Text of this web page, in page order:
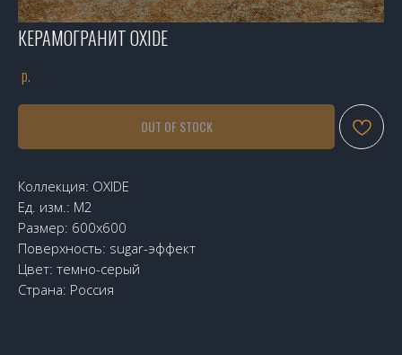
КЕРАМОГРАНИТ OXIDE
р.
OUT OF STOCK
Коллекция: OXIDE
Ед. изм.: М2
Размер: 600х600
Поверхность: sugar-эффект
Цвет: темно-серый
Страна: Россия